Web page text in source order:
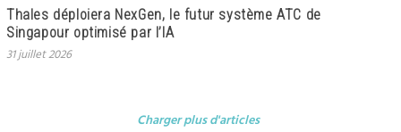
Thales déploiera NexGen, le futur système ATC de
Singapour optimisé par l’IA
31 juillet 2026
Charger plus d'articles